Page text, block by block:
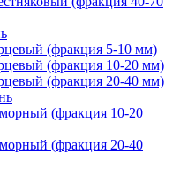
(фракция 5-10 мм)
(фракция 10-20 мм)
(фракция 20-40 мм)
(фракция 10-20
(фракция 20-40